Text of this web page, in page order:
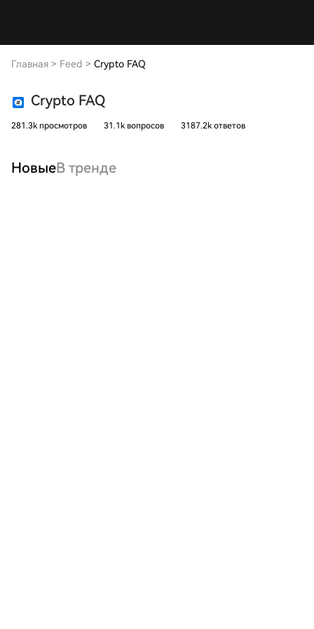
Главная > Feed > Crypto FAQ
Crypto FAQ
281.3k просмотров 31.1k вопросов 3187.2k ответов
НовыеВ тренде